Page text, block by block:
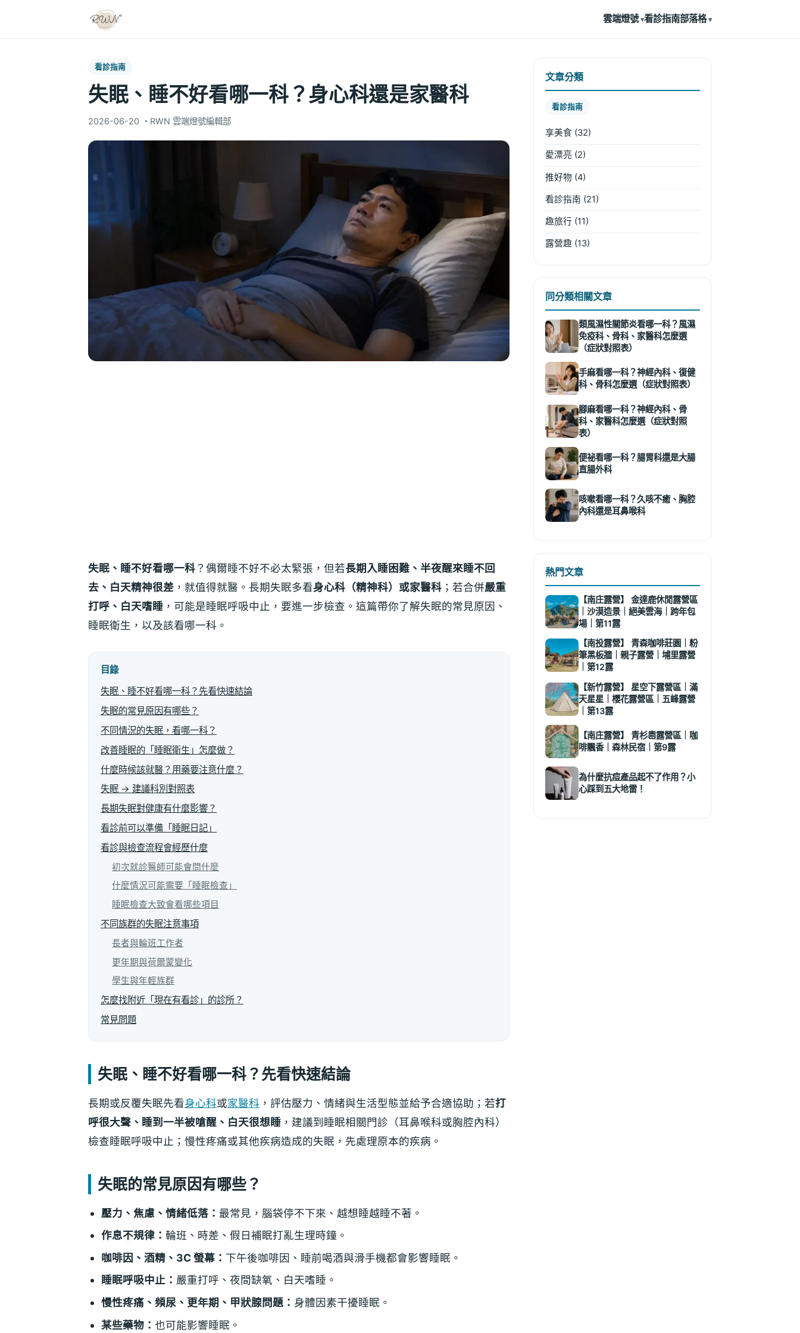
雲端燈號 看診指南部落格
看診指南
失眠、睡不好看哪一科？身心科還是家醫科
2026-06-20 ・ RWN 雲端燈號編輯部
失眠、睡不好看哪一科？偶爾睡不好不必太緊張，但若長期入睡困難、半夜醒來睡不回
去、白天精神很差 ，就值得就醫。長期失眠多看身心科（精神科）或家醫科 ；若合併嚴重
打呼、白天嗜睡 ，可能是睡眠呼吸中止，要進一步檢查。這篇帶你了解失眠的常見原因、
睡眠衛生，以及該看哪一科。
目錄
失眠、睡不好看哪一科？先看快速結論
失眠的常見原因有哪些？
不同情況的失眠，看哪一科？
改善睡眠的「睡眠衛生」怎麼做？
什麼時候該就醫？用藥要注意什麼？
失眠 → 建議科別對照表
長期失眠對健康有什麼影響？
看診前可以準備「睡眠日記」
看診與檢查流程會經歷什麼
初次就診醫師可能會問什麼
什麼情況可能需要「睡眠檢查」
睡眠檢查大致會看哪些項目
不同族群的失眠注意事項
長者與輪班工作者
更年期與荷爾蒙變化
學生與年輕族群
怎麼找附近「現在有看診」的診所？
常見問題
失眠、睡不好看哪一科？先看快速結論
長期或反覆失眠先看身心科或家醫科 ，評估壓力、情緒與生活型態並給予合適協助；若打
呼很大聲、睡到一半被嗆醒、白天很想睡 ，建議到睡眠相關門診（耳鼻喉科或胸腔內科）
檢查睡眠呼吸中止；慢性疼痛或其他疾病造成的失眠，先處理原本的疾病。
失眠的常見原因有哪些？
壓力、焦慮、情緒低落： 最常見，腦袋停不下來、越想睡越睡不著。
作息不規律：輪班、時差、假日補眠打亂生理時鐘。
咖啡因、酒精、3C 螢幕： 下午後咖啡因、睡前喝酒與滑手機都會影響睡眠。
睡眠呼吸中止： 嚴重打呼、夜間缺氧、白天嗜睡。
慢性疼痛、頻尿、更年期、甲狀腺問題： 身體因素干擾睡眠。
某些藥物：也可能影響睡眠。
文章分類
看診指南
享美食 (32)
愛漂亮 (2)
推好物 (4)
看診指南 (21)
趣旅行 (11)
露營趣 (13)
同分類相關文章
類風濕性關節炎看哪一科？風濕
免疫科、骨科、家醫科怎麼選
（症狀對照表）
手麻看哪一科？神經內科、復健
科、骨科怎麼選（症狀對照表）
腳麻看哪一科？神經內科、骨
科、家醫科怎麼選（症狀對照
表）
便祕看哪一科？腸胃科還是大腸
直腸外科
咳嗽看哪一科？久咳不癒、胸腔
內科還是耳鼻喉科
熱門文章
【南庄露營】 金達鹿休閒露營區
｜沙漠造景｜絕美雲海｜跨年包
場｜第11露
【南投露營】 青森咖啡莊園｜粉
筆黑板牆｜親子露營｜埔里露營
｜第12露
【新竹露營】 星空下露營區｜滿
天星星｜櫻花露營區｜五峰露營
｜第13露
【南庄露營】 青杉嶴露營區｜咖
啡飄香｜森林民宿｜第9露
為什麼抗痘產品起不了作用？小
心踩到五大地雷！